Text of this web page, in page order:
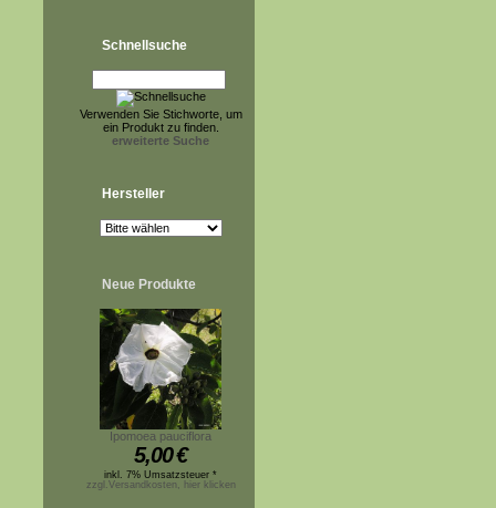
Schnellsuche
Verwenden Sie Stichworte, um
ein Produkt zu finden.
erweiterte Suche
Hersteller
Neue Produkte
Ipomoea pauciflora
5,00€
inkl. 7% Umsatzsteuer *
zzgl.Versandkosten, hier klicken